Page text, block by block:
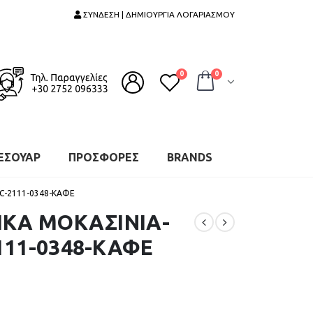
ΣΥΝΔΕΣΗ | ΔΗΜΙΟΥΡΓΙΑ ΛΟΓΑΡΙΑΣΜΟΥ
0 0
ΠΡΟΣΦΟΡΕΣ BRANDS
2111-0348-ΚΑΦΕ
ΜΟΚΑΣΙΝΙΑ-
0348-ΚΑΦΕ